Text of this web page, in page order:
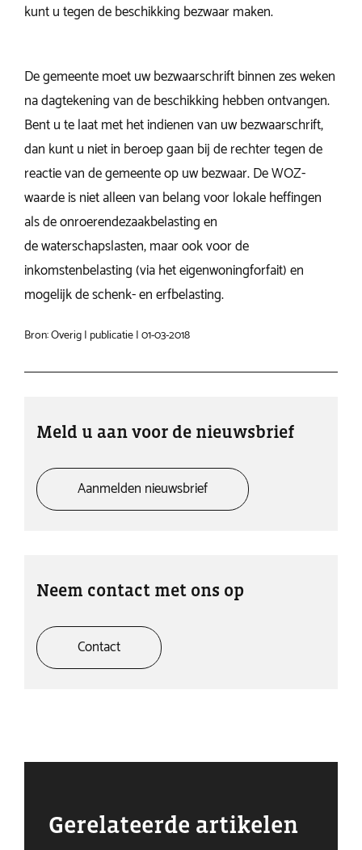
Meld u aan voor de nieuwsbrief
Aanmelden nieuwsbrief
Neem contact met ons op
Contact
kunt u tegen de beschikking bezwaar maken.
De gemeente moet uw bezwaarschrift binnen zes weken
na dagtekening van de beschikking hebben ontvangen.
Bent u te laat met het indienen van uw bezwaarschrift,
dan kunt u niet in beroep gaan bij de rechter tegen de
reactie van de gemeente op uw bezwaar. De WOZ-
waarde is niet alleen van belang voor lokale heffingen
als de onroerendezaakbelasting en
de waterschapslasten, maar ook voor de
inkomstenbelasting (via het eigenwoningforfait) en
mogelijk de schenk- en erfbelasting.
Bron: Overig | publicatie | 01-03-2018
Gerelateerde artikelen